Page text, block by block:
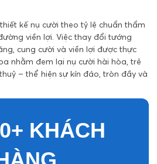
kế nụ cười theo tỷ lệ chuẩn thẩm
viền lợi. Việc thay đổi tướng
cung cười và viền lợi được thực
nhằm đem lại nụ cười hài hòa, trẻ
– thể hiện sự kín đáo, tròn đầy và
KHÁCH